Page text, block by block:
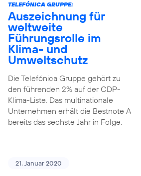
TELEFÓNICA GRUPPE:
Auszeichnung für
weltweite
Führungsrolle im
Klima- und
Umweltschutz
Die Telefónica Gruppe gehört zu
den führenden 2% auf der CDP-
Klima-Liste. Das multinationale
Unternehmen erhält die Bestnote A
bereits das sechste Jahr in Folge.
21. Januar 2020